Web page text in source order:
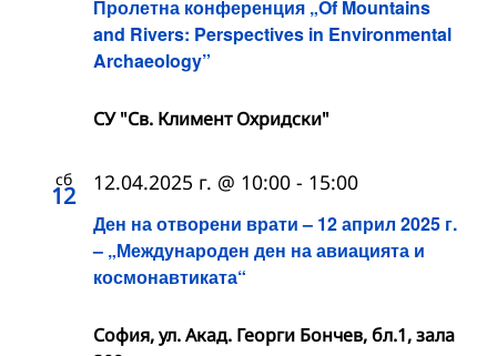
Пролетна конференция „Of Mountains
and Rivers: Perspectives in Environmental
Archaeology”
СУ "Св. Климент Охридски"
сб
12
Ден на отворени врати – 12 април 2025 г.
– „Международен ден на авиацията и
космонавтиката“
12.04.2025 г. @ 10:00 - 15:00
София, ул. Акад. Георги Бончев, бл.1, зала